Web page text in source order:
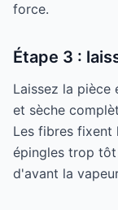
force.
Étape 3 :
Laissez la pièce
et sèche
Les fibres fixent
épingles trop
d'avant la